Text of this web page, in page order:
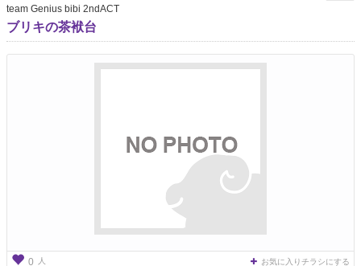
v
i
g
i
g
team Genius bibi 2ndACT
ブリキの茶袱台
0 人 お気に入りチラシにする